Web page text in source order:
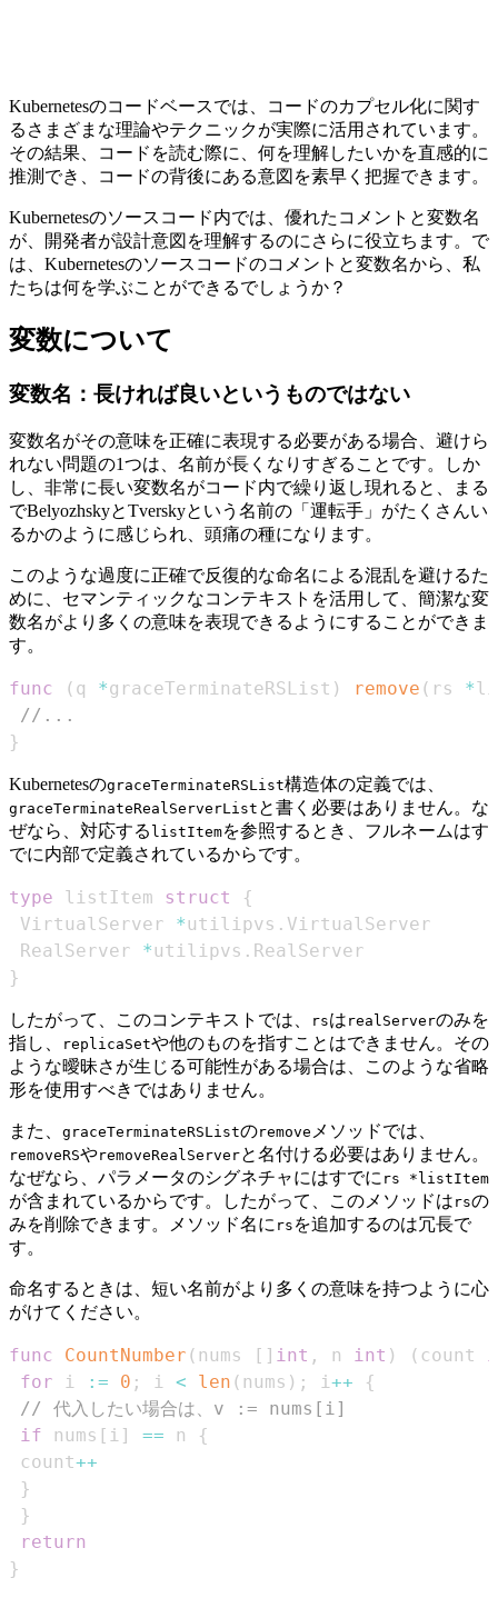
Kubernetesのコードベースでは、コードのカプセル化に関す
るさまざまな理論やテクニックが実際に活用されています。
その結果、コードを読む際に、何を理解したいかを直感的に
推測でき、コードの背後にある意図を素早く把握できます。
Kubernetesのソースコード内では、優れたコメントと変数名
が、開発者が設計意図を理解するのにさらに役立ちます。で
は、Kubernetesのソースコードのコメントと変数名から、私
たちは何を学ぶことができるでしょうか？
変数について
変数名：長ければ良いというものではない
変数名がその意味を正確に表現する必要がある場合、避けら
れない問題の1つは、名前が長くなりすぎることです。しか
し、非常に長い変数名がコード内で繰り返し現れると、まる
でBelyozhskyとTverskyという名前の「運転手」がたくさんい
るかのように感じられ、頭痛の種になります。
このような過度に正確で反復的な命名による混乱を避けるた
めに、セマンティックなコンテキストを活用して、簡潔な変
数名がより多くの意味を表現できるようにすることができま
す。
func ( q *graceTerminateRSList ) remove ( rs *
//...
}
KubernetesのgraceTerminateRSList構造体の定義では、
graceTerminateRealServerList と書く必要はありません。な
ぜなら、対応する listItemを参照するとき、フルネームはす
でに内部で定義されているからです。
type listItem struct
{
VirtualServer *utilipvs .
RealServer *utilipvs .
}
したがって、このコンテキストでは、 rsは realServerのみを
指し、
replicaSetや他のものを指すことはできません。その
ような曖昧さが生じる可能性がある場合は、このような省略
形を使用すべきではありません。
また、 graceTerminateRSListのremove メソッドでは、
removeRSやremoveRealServerと名付ける必要はありません。
なぜなら、パラメータのシグネチャにはすでに rs *listItem
が含まれているからです。したがって、このメソッドは rsの
みを削除できます。メソッド名に rs を追加するのは冗長で
す。
命名するときは、短い名前がより多くの意味を持つように心
がけてください。
func CountNumber ( nums [ ] int , n int ) ( count
for i := 0 ; i < len ( nums ) ; i ++
{
// 代入したい場合は、v := nums[i]
if nums [ i ] == n
{
count++
}
}
return
}